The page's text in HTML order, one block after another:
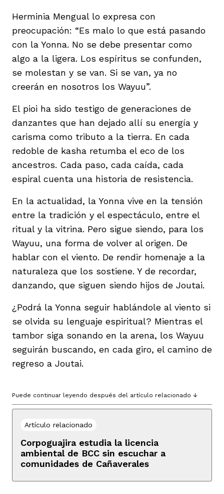
Herminia Mengual lo expresa con
preocupación: “Es malo lo que está pasando
con la Yonna. No se debe presentar como
algo a la ligera. Los espíritus se confunden,
se molestan y se van. Si se van, ya no
creerán en nosotros los Wayuu”.
El pioi ha sido testigo de generaciones de
danzantes que han dejado allí su energía y
carisma como tributo a la tierra. En cada
redoble de kasha retumba el eco de los
ancestros. Cada paso, cada caída, cada
espiral cuenta una historia de resistencia.
En la actualidad, la Yonna vive en la tensión
entre la tradición y el espectáculo, entre el
ritual y la vitrina. Pero sigue siendo, para los
Wayuu, una forma de volver al origen. De
hablar con el viento. De rendir homenaje a la
naturaleza que los sostiene. Y de recordar,
danzando, que siguen siendo hijos de Joutai.
¿Podrá la Yonna seguir hablándole al viento si
se olvida su lenguaje espiritual? Mientras el
tambor siga sonando en la arena, los Wayuu
seguirán buscando, en cada giro, el camino de
regreso a Joutai.
Puede continuar leyendo después del artículo relacionado ↓
Artículo relacionado
Corpoguajira estudia la licencia
ambiental de BCC sin escuchar a
comunidades de Cañaverales